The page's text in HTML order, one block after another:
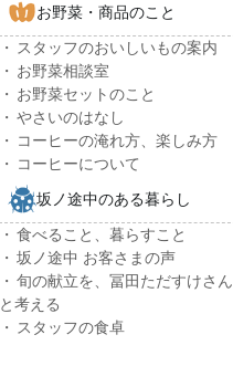
お野菜・商品のこと
スタッフのおいしいもの案内
お野菜相談室
お野菜セットのこと
やさいのはなし
コーヒーの淹れ方、楽しみ方
コーヒーについて
坂ノ途中のある暮らし
食べること、暮らすこと
坂ノ途中 お客さまの声
旬の献立を、冨田ただすけさん
と考える
スタッフの食卓